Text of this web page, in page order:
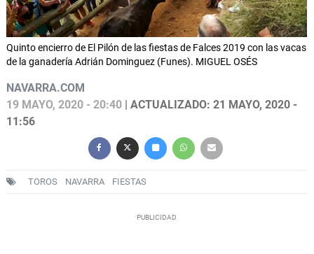
Quinto encierro de El Pilón de las fiestas de Falces 2019 con las vacas
de la ganadería Adrián Dominguez (Funes). MIGUEL OSÉS
NAVARRA.COM
19 MAYO, 2020 - 20:40 | ACTUALIZADO: 21 MAYO, 2020 -
11:56
TOROS NAVARRA FIESTAS